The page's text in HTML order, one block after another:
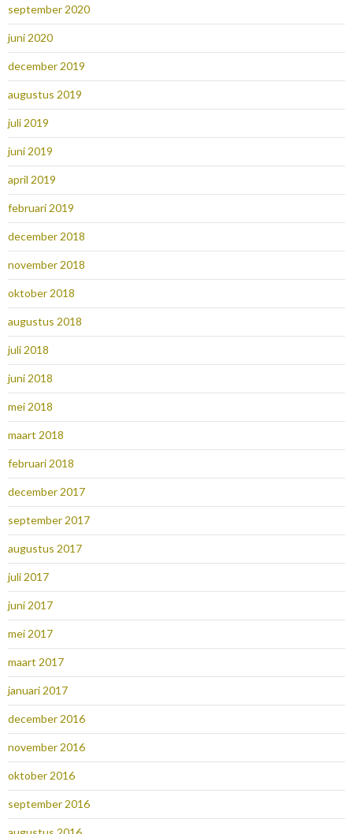
september 2020
juni 2020
december 2019
augustus 2019
juli 2019
juni 2019
april 2019
februari 2019
december 2018
november 2018
oktober 2018
augustus 2018
juli 2018
juni 2018
mei 2018
maart 2018
februari 2018
december 2017
september 2017
augustus 2017
juli 2017
juni 2017
mei 2017
maart 2017
januari 2017
december 2016
november 2016
oktober 2016
september 2016